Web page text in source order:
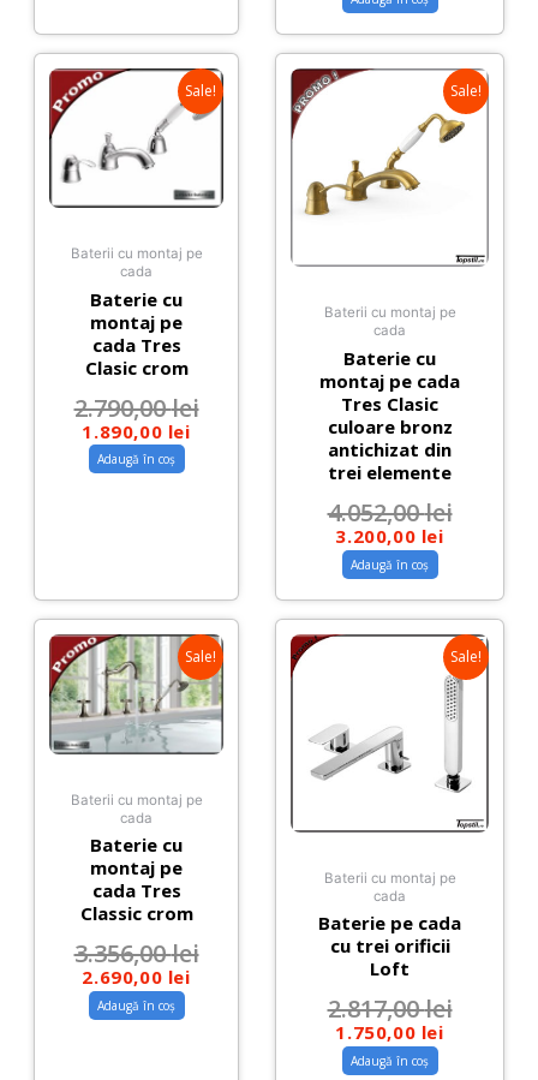
Sale!
Baterii cu montaj pe
cada
Baterie cu
montaj pe
cada Tres
Clasic crom
2.790,00lei
1.890,00 lei
Adaugă în coș
Sale!
Baterii cu montaj pe
cada
Baterie cu
montaj pe cada
Tres Clasic
culoare bronz
antichizat din
trei elemente
4.052,00lei
3.200,00 lei
Adaugă în coș
Sale!
Baterii cu montaj pe
cada
Baterie cu
montaj pe
cada Tres
Classic crom
3.356,00lei
2.690,00 lei
Adaugă în coș
Sale!
Baterii cu montaj pe
cada
Baterie pe cada
cu trei orificii
Loft
2.817,00lei
1.750,00 lei
Adaugă în coș